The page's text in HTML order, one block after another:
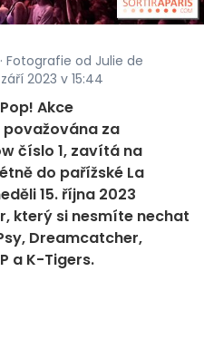
· Fotografie od Julie de
2023 v 15:44
Akce
považována za
číslo 1, zavítá na
do pařížské La
15. října 2023
který si nesmíte nechat
Dreamcatcher,
a K-Tigers.